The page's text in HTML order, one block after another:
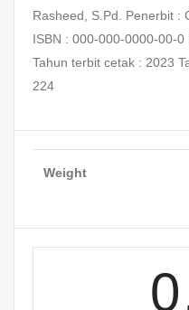
Rasheed, S.Pd. Penerbit :
ISBN : 000-000-0000-00-
Tahun terbit cetak : 2023
224
Weight